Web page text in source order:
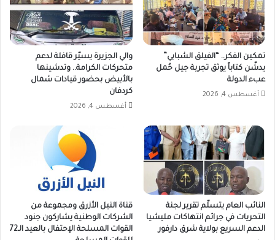
تمكين الفكر.. “الفيلق الشبابي”
يدشّن كتاباً يوثق تجربة جيل حُمل
عبء الدولة
أغسطس 4, 2026
والي الجزيرة يسيّر قافلة لدعم
متحركات الكرامة.. وتدشينها
بالأبيض بحضور قيادات شمال
كردفان
أغسطس 4, 2026
النائب العام يتسلّم تقرير لجنة
التحريات في جرائم انتهاكات مليشيا
الدعم السريع بولاية شرق دارفور
قناة النيل الأزرق ومجموعة من
الشركات الوطنية يشاركون جنود
القوات المسلحة الإحتفال بالعيد الـ72